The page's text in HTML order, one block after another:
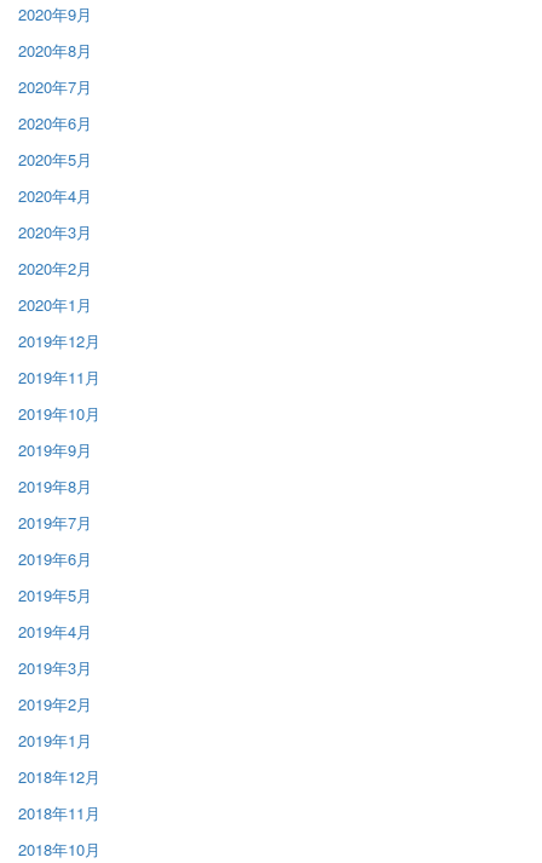
2020年9月
2020年8月
2020年7月
2020年6月
2020年5月
2020年4月
2020年3月
2020年2月
2020年1月
2019年12月
2019年11月
2019年10月
2019年9月
2019年8月
2019年7月
2019年6月
2019年5月
2019年4月
2019年3月
2019年2月
2019年1月
2018年12月
2018年11月
2018年10月